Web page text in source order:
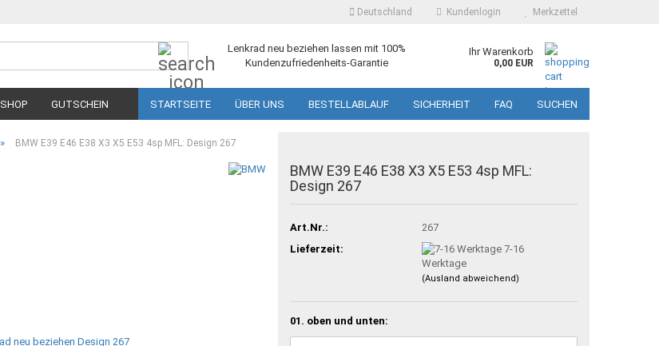
Deutschland Kundenlogin Merkzettel
Lenkrad neu beziehen lassen mit 100%
Kundenzufriedenheits-Garantie
Ihr Warenkorb
0,00 EUR
SHOP GUTSCHEIN STARTSEITE ÜBER UNS BESTELLABLAUF SICHERHEIT FAQ SUCHEN
» BMW E39 E46 E38 X3 X5 E53 4sp MFL: Design 267
BMW E39 E46 E38 X3 X5 E53 4sp MFL:
Design 267
Art.Nr.:
267
Lieferzeit:
7-16
Werktage
(Ausland abweichend)
01. oben und unten: